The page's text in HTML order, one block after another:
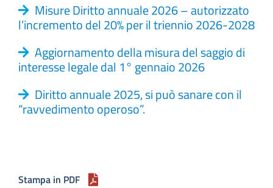
Misure Diritto annuale 2026 – autorizzato
l’incremento del 20% per il triennio 2026-2028
Aggiornamento della misura del saggio di
interesse legale dal 1° gennaio 2026
Diritto annuale 2025, si può sanare con il
“ravvedimento operoso”.
Stampa in PDF